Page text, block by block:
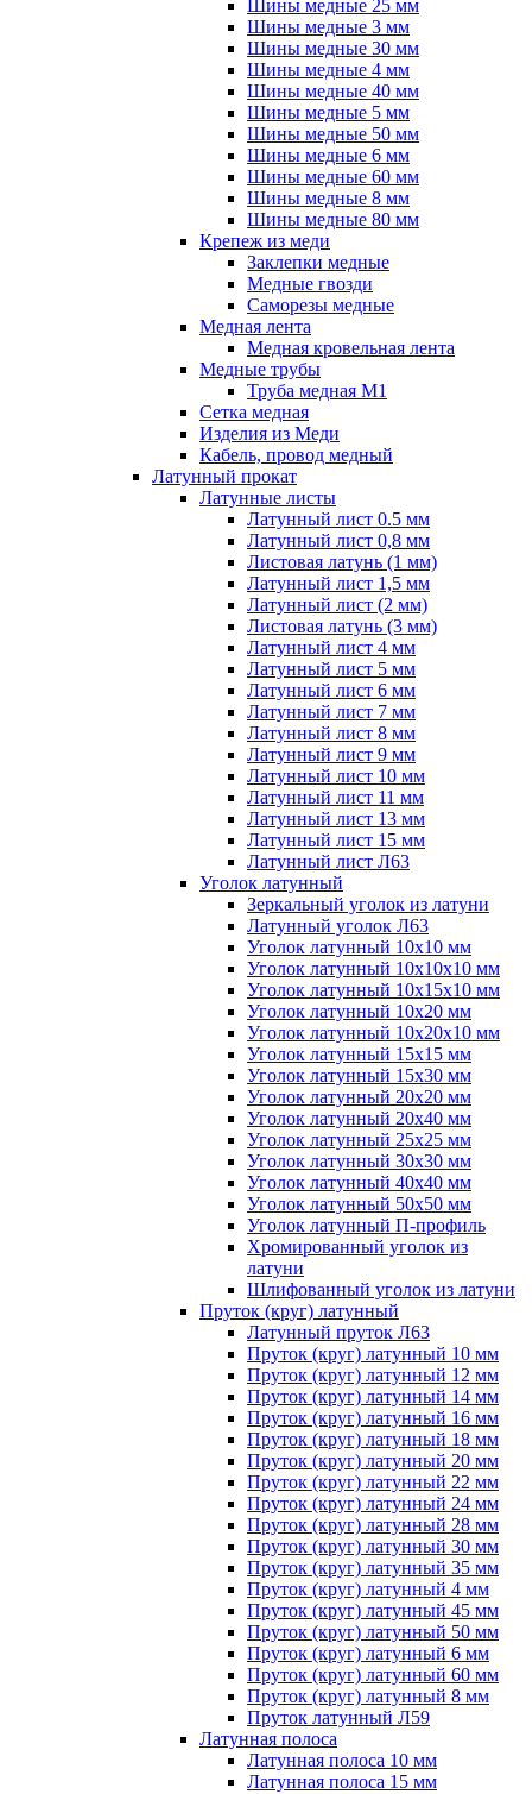
Шины медные 25 мм
Шины медные 3 мм
Шины медные 30 мм
Шины медные 4 мм
Шины медные 40 мм
Шины медные 5 мм
Шины медные 50 мм
Шины медные 6 мм
Шины медные 60 мм
Шины медные 8 мм
Шины медные 80 мм
Крепеж из меди
Заклепки медные
Медные гвозди
Саморезы медные
Медная лента
Медная кровельная лента
Медные трубы
Труба медная М1
Сетка медная
Изделия из Меди
Кабель, провод медный
Латунный прокат
Латунные листы
Латунный лист 0.5 мм
Латунный лист 0,8 мм
Листовая латунь (1 мм)
Латунный лист 1,5 мм
Латунный лист (2 мм)
Листовая латунь (3 мм)
Латунный лист 4 мм
Латунный лист 5 мм
Латунный лист 6 мм
Латунный лист 7 мм
Латунный лист 8 мм
Латунный лист 9 мм
Латунный лист 10 мм
Латунный лист 11 мм
Латунный лист 13 мм
Латунный лист 15 мм
Латунный лист Л63
Уголок латунный
Зеркальный уголок из латуни
Латунный уголок Л63
Уголок латунный 10x10 мм
Уголок латунный 10x10x10 мм
Уголок латунный 10x15x10 мм
Уголок латунный 10x20 мм
Уголок латунный 10x20x10 мм
Уголок латунный 15x15 мм
Уголок латунный 15x30 мм
Уголок латунный 20x20 мм
Уголок латунный 20x40 мм
Уголок латунный 25x25 мм
Уголок латунный 30x30 мм
Уголок латунный 40x40 мм
Уголок латунный 50x50 мм
Уголок латунный П-профиль
Хромированный уголок из
латуни
Шлифованный уголок из латуни
Пруток (круг) латунный
Латунный пруток Л63
Пруток (круг) латунный 10 мм
Пруток (круг) латунный 12 мм
Пруток (круг) латунный 14 мм
Пруток (круг) латунный 16 мм
Пруток (круг) латунный 18 мм
Пруток (круг) латунный 20 мм
Пруток (круг) латунный 22 мм
Пруток (круг) латунный 24 мм
Пруток (круг) латунный 28 мм
Пруток (круг) латунный 30 мм
Пруток (круг) латунный 35 мм
Пруток (круг) латунный 4 мм
Пруток (круг) латунный 45 мм
Пруток (круг) латунный 50 мм
Пруток (круг) латунный 6 мм
Пруток (круг) латунный 60 мм
Пруток (круг) латунный 8 мм
Пруток латунный Л59
Латунная полоса
Латунная полоса 10 мм
Латунная полоса 15 мм